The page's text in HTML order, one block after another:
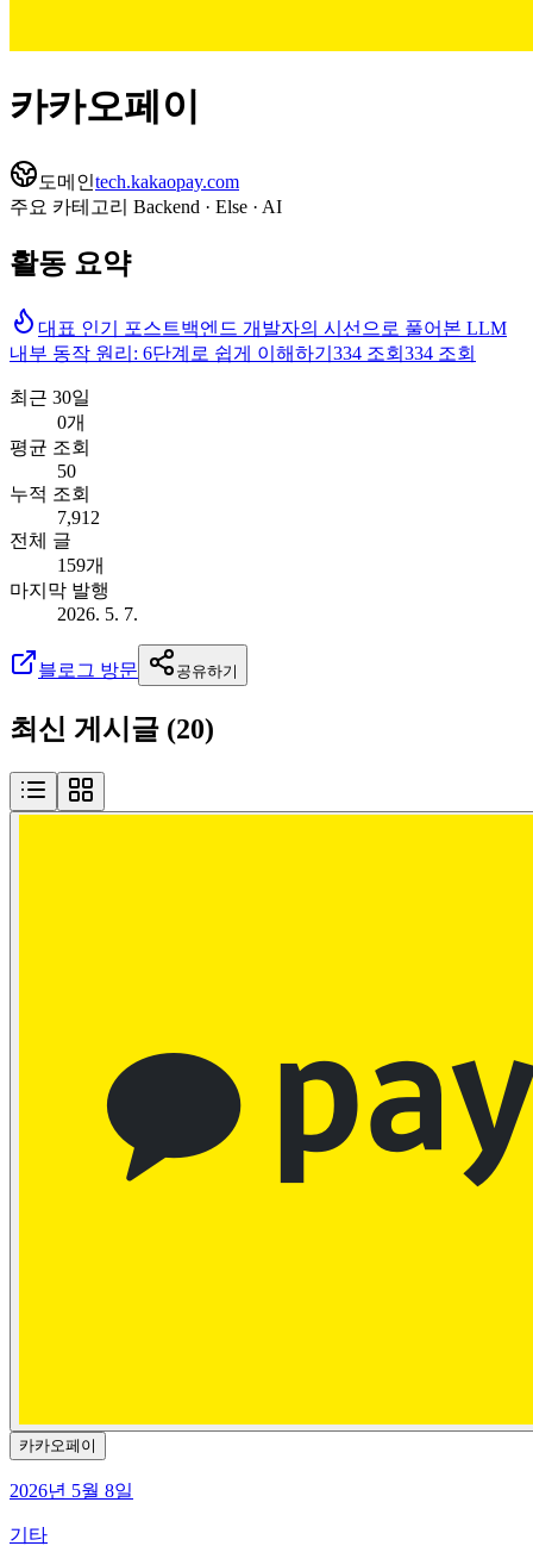
카카오페이
도메인tech.kakaopay.com
주요 카테고리 Backend · Else · AI
활동 요약
대표 인기 포스트백엔드 개발자의 시선으로 풀어본 LLM
내부 동작 원리: 6단계로 쉽게 이해하기 334 조회 334 조회
최근 30일
0개
평균 조회
50
누적 조회
7,912
전체 글
159개
마지막 발행
2026. 5. 7.
블로그 방문 공유하기
최신 게시글 (20)
카카오페이
2026년 5월 8일
기타